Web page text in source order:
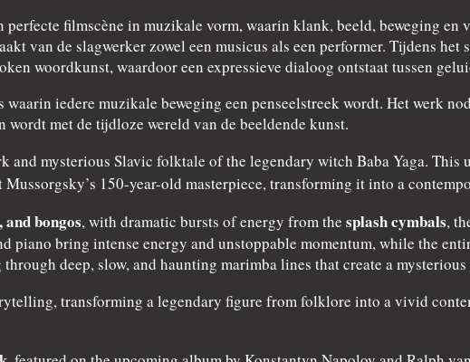
perfecte filmscène in muzikale vorm, waarin klank, beeld, beweging en
van de slagwerker zowel een musicus als een performer. Tijdens
woordkunst, waardoor een expressieve dialoog ontstaat tussen
waarin iedere muzikale beweging een penseelstreek wordt. Het werk
met de tijdloze wereld van de beeldende kunst.
mysterious Slavic folktale of the legendary witch Baba Yaga. This
Mussorgsky’s 150-year-old masterpiece, transforming it into a
bongos, with dramatic bursts of energy from the splash cymbals,
piano bring intense energy and unstoppable momentum, while the
deep, slow, and haunting marimba lines that create a
transforming a legendary figure from folklore into a vivid